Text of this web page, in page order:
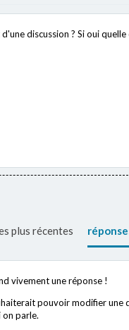
discussion ? Si oui quelle
plus récentes
vivement une réponse !
pouvoir modifier une
on parle.